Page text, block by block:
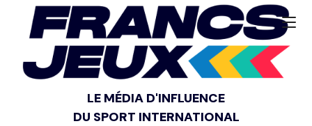
LE MÉDIA D'INFLUENCE
DU SPORT INTERNATIONAL